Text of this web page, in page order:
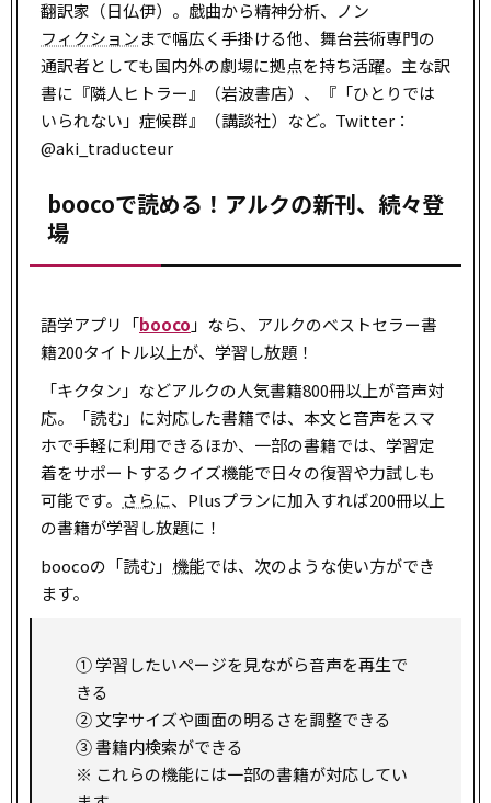
翻訳家（日仏伊）。戯曲から精神分析、ノン
フィクションまで幅広く手掛ける他、舞台芸術専門の
通訳者としても国内外の劇場に拠点を持ち活躍。主な訳
書に『隣人ヒトラー』（岩波書店）、『「ひとりでは
いられない」症候群』（講談社）など。Twitter：
@aki_traducteur
boocoで読める！アルクの新刊、続々登
場
語学アプリ「booco 」なら、アルクのベストセラー書
籍200タイトル以上が、学習し放題！
「キクタン」などアルクの人気書籍800冊以上が音声対
応。「読む」に対応した書籍では、本文と音声をスマ
ホで手軽に利用できるほか、一部の書籍では、学習定
着をサポートするクイズ機能で日々の復習や力試しも
可能です。 さらに、Plusプランに加入すれば200冊以上
の書籍が学習し放題に！
boocoの「読む」 機能では、次のような使い方ができ
ます。
① 学習したいページを見ながら音声を再生で
きる
② 文字サイズや画面の明るさを調整できる
③ 書籍内検索ができる
※ これらの機能には一部の書籍が対応してい